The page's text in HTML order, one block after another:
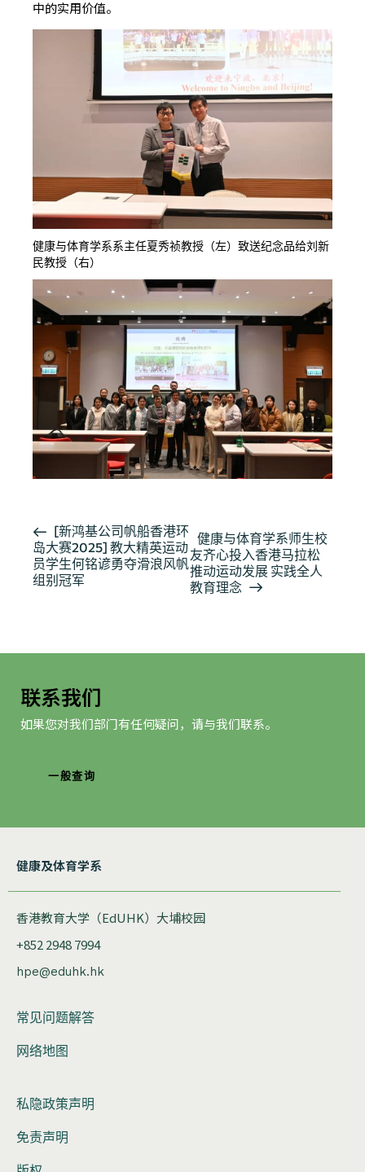
中的实用价值。
健康与体育学系系主任夏秀祯教授（左）致送纪念品给刘新
民教授（右）
活
动
导
[新鸿基公司帆船香港环
岛大赛2025] 教大精英运动
员学生何铭谚勇夺滑浪风帆
组别冠军
健康与体育学系师生校
友齐心投入香港马拉松
推动运动发展 实践全人
教育理念
联系我们
如果您对我们部门有任何疑问，请与我们联系。
一般查询
健康及体育学系
香港教育大学（EdUHK）大埔校园
+852 2948 7994
hpe@eduhk.hk
常见问题解答
网络地图
私隐政策声明
免责声明